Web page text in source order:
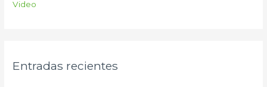
Video
Entradas recientes